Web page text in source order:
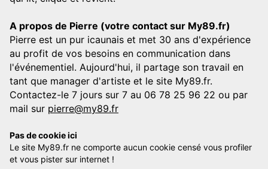
A propos de Pierre (votre contact sur My89.fr)
Pierre est un pur icaunais et met 30 ans d'expérience
au profit de vos besoins en communication dans
l'événementiel. Aujourd'hui, il partage son travail en
tant que manager d'artiste et le site My89.fr.
Contactez-le 7 jours sur 7 au 06 78 25 96 22 ou par
mail sur pierre@my89.fr
Pas de cookie ici
Le site My89.fr ne comporte aucun cookie censé vous profiler
et vous pister sur internet !